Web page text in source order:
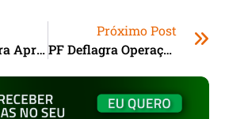
CCJ Da Câmara Aprova Projeto Que Extingue A Lei De Alienação Parental Em Vigor Há 12 Anos
Próximo Post
PF Deflagra Operação Poditor Contra Vazamento De Fotos Íntimas E Abuso Sexual; Entenda